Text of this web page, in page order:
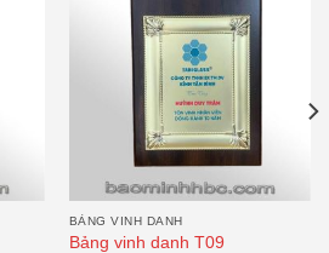
BẢNG VINH DANH
Bảng vinh danh T09